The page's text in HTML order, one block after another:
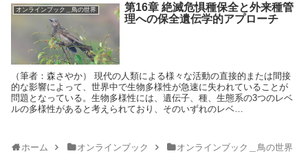
オンラインブック＿鳥の世界
第16章 絶滅危惧種保全と外来種管
理への保全遺伝学的アプローチ
（筆者：森さやか） 現代の人類による様々な活動の直接的または間接
的な影響によって、世界中で生物多様性が急速に失われていることが
問題となっている。生物多様性には、遺伝子、種、生態系の3つのレベ
ルの多様性があると考えられており、そのいずれのレベ…
ホーム オンラインブック オンラインブック＿鳥の世界